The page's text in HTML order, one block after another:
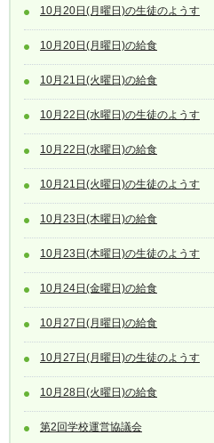
10月20日(月曜日)の生徒のようす
10月20日(月曜日)の給食
10月21日(火曜日)の給食
10月22日(水曜日)の生徒のようす
10月22日(水曜日)の給食
10月21日(火曜日)の生徒のようす
10月23日(木曜日)の給食
10月23日(木曜日)の生徒のようす
10月24日(金曜日)の給食
10月27日(月曜日)の給食
10月27日(月曜日)の生徒のようす
10月28日(火曜日)の給食
第2回学校運営協議会